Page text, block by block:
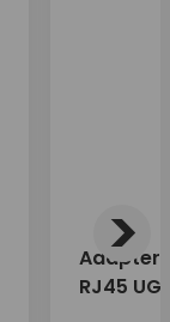
Adapter
RJ45
>